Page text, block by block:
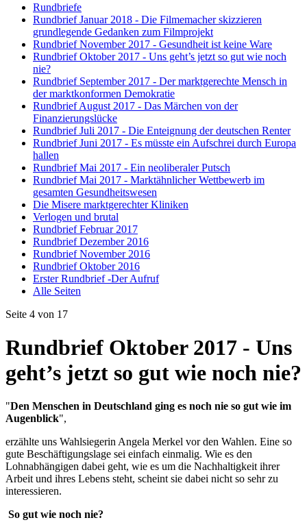
Rundbriefe
Rundbrief Januar 2018 - Die Filmemacher skizzieren
grundlegende Gedanken zum Filmprojekt
Rundbrief November 2017 - Gesundheit ist keine Ware
Rundbrief Oktober 2017 - Uns geht’s jetzt so gut wie noch
nie?
Rundbrief September 2017 - Der marktgerechte Mensch in
der marktkonformen Demokratie
Rundbrief August 2017 - Das Märchen von der
Finanzierungslücke
Rundbrief Juli 2017 - Die Enteignung der deutschen Renter
Rundbrief Juni 2017 - Es müsste ein Aufschrei durch Europa
hallen
Rundbrief Mai 2017 - Ein neoliberaler Putsch
Rundbrief Mai 2017 - Marktähnlicher Wettbewerb im
gesamten Gesundheitswesen
Die Misere marktgerechter Kliniken
Verlogen und brutal
Rundbrief Februar 2017
Rundbrief Dezember 2016
Rundbrief November 2016
Rundbrief Oktober 2016
Erster Rundbrief -Der Aufruf
Alle Seiten
Seite 4 von 17
Rundbrief Oktober 2017 - Uns
geht’s jetzt so gut wie noch nie?
"Den Menschen in Deutschland ging es noch nie so gut wie im
Augenblick",
erzählte uns Wahlsiegerin Angela Merkel vor den Wahlen. Eine so
gute Beschäftigungslage sei einfach einmalig. Wie es den
Lohnabhängigen dabei geht, wie es um die Nachhaltigkeit ihrer
Arbeit und ihres Lebens steht, scheint sie dabei nicht so sehr zu
interessieren.
So gut wie noch nie?